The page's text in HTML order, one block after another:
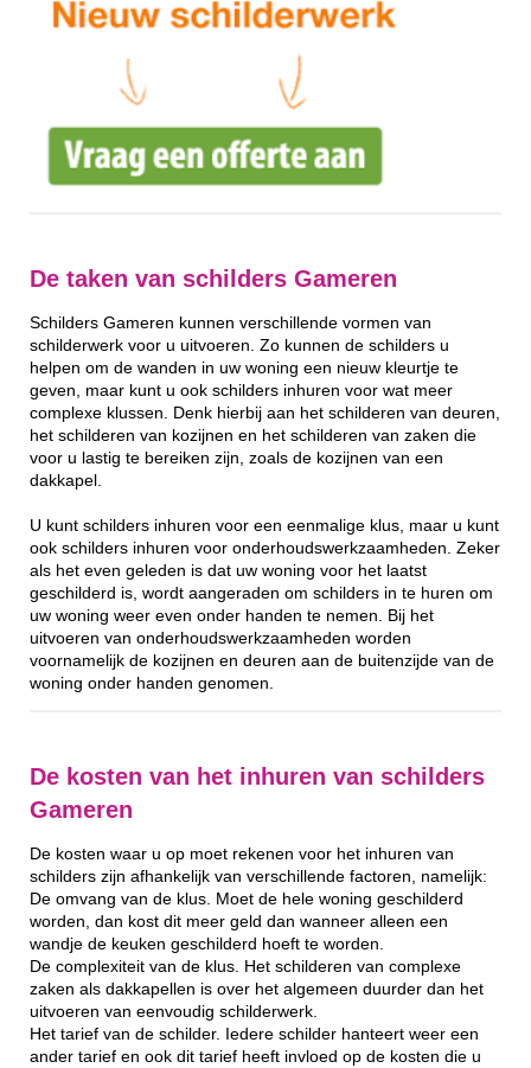
De taken van schilders Gameren
Schilders Gameren kunnen verschillende vormen van
schilderwerk voor u uitvoeren. Zo kunnen de schilders u
helpen om de wanden in uw woning een nieuw kleurtje te
geven, maar kunt u ook schilders inhuren voor wat meer
complexe klussen. Denk hierbij aan het schilderen van deuren,
het schilderen van kozijnen en het schilderen van zaken die
voor u lastig te bereiken zijn, zoals de kozijnen van een
dakkapel.
U kunt schilders inhuren voor een eenmalige klus, maar u kunt
ook schilders inhuren voor onderhoudswerkzaamheden. Zeker
als het even geleden is dat uw woning voor het laatst
geschilderd is, wordt aangeraden om schilders in te huren om
uw woning weer even onder handen te nemen. Bij het
uitvoeren van onderhoudswerkzaamheden worden
voornamelijk de kozijnen en deuren aan de buitenzijde van de
woning onder handen genomen.
De kosten van het inhuren van schilders
Gameren
De kosten waar u op moet rekenen voor het inhuren van
schilders zijn afhankelijk van verschillende factoren, namelijk:
De omvang van de klus. Moet de hele woning geschilderd
worden, dan kost dit meer geld dan wanneer alleen een
wandje de keuken geschilderd hoeft te worden.
De complexiteit van de klus. Het schilderen van complexe
zaken als dakkapellen is over het algemeen duurder dan het
uitvoeren van eenvoudig schilderwerk.
Het tarief van de schilder. Iedere schilder hanteert weer een
ander tarief en ook dit tarief heeft invloed op de kosten die u